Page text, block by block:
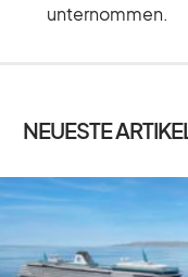
unternommen.
NEUESTE ARTIKEL